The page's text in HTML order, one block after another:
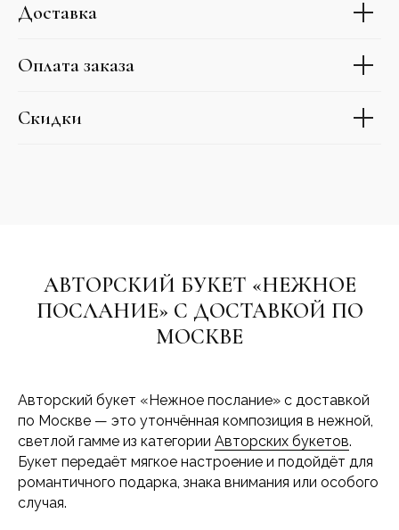
Доставка
Оплата заказа
Скидки
АВТОРСКИЙ БУКЕТ «НЕЖНОЕ
ПОСЛАНИЕ» С ДОСТАВКОЙ ПО
МОСКВЕ
Авторский букет «Нежное послание» с доставкой
по Москве — это утончённая композиция в нежной,
светлой гамме из категории Авторских букетов.
Букет передаёт мягкое настроение и подойдёт для
романтичного подарка, знака внимания или особого
случая.